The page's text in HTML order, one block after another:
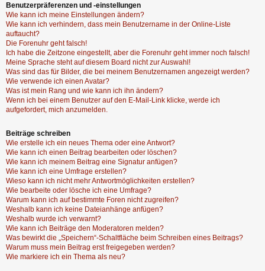
Benutzerpräferenzen und -einstellungen
Wie kann ich meine Einstellungen ändern?
Wie kann ich verhindern, dass mein Benutzername in der Online-Liste
auftaucht?
Die Forenuhr geht falsch!
Ich habe die Zeitzone eingestellt, aber die Forenuhr geht immer noch falsch!
Meine Sprache steht auf diesem Board nicht zur Auswahl!
Was sind das für Bilder, die bei meinem Benutzernamen angezeigt werden?
Wie verwende ich einen Avatar?
Was ist mein Rang und wie kann ich ihn ändern?
Wenn ich bei einem Benutzer auf den E-Mail-Link klicke, werde ich
aufgefordert, mich anzumelden.
Beiträge schreiben
Wie erstelle ich ein neues Thema oder eine Antwort?
Wie kann ich einen Beitrag bearbeiten oder löschen?
Wie kann ich meinem Beitrag eine Signatur anfügen?
Wie kann ich eine Umfrage erstellen?
Wieso kann ich nicht mehr Antwortmöglichkeiten erstellen?
Wie bearbeite oder lösche ich eine Umfrage?
Warum kann ich auf bestimmte Foren nicht zugreifen?
Weshalb kann ich keine Dateianhänge anfügen?
Weshalb wurde ich verwarnt?
Wie kann ich Beiträge den Moderatoren melden?
Was bewirkt die „Speichern“-Schaltfläche beim Schreiben eines Beitrags?
Warum muss mein Beitrag erst freigegeben werden?
Wie markiere ich ein Thema als neu?